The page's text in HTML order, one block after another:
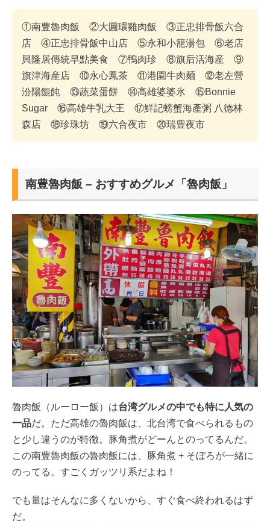
①南豊魯肉飯 ②大圓環雞肉飯 ③正忠排骨飯六合
店 ④正忠排骨飯中山店 ⑤永和小籠湯包 ⑥老店
興隆居傳統早點美食 ⑦鴨肉珍 ⑧旗后活海産 ⑨
旗津海産店 ⑩永心鳳茶 ⑪港園牛肉麺 ⑫老左營
汾陽餛飩 ⑬蔬菜蛋餅 ⑭高雄婆婆氷 ⑮Bonnie
Sugar ⑯高雄牛乳大王 ⑰鮮記螃蟹海產粥 八德林
森店 ⑱珍珠坊 ⑲六合夜市 ⑳瑞豊夜市
南豊魯肉飯 – おすすめグルメ「魯肉飯」
魯肉飯（ルーロー飯）は台湾グルメの中でも特に人気の
一品だ。ただ高雄の魯肉飯は、北台湾で食べられるもの
と少し違うのが特徴。豚角煮がどーんとのってるんだ。
この南豊魯肉飯の魯肉飯には、豚角煮 + そぼろが一緒に
のってる。すごくガッツリ系だよね！
でも量はそんなに多くないから、すぐ食べ終われるはず
だ。